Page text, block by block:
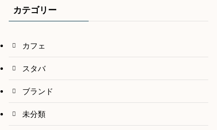
カテゴリー
カフェ
スタバ
ブランド
未分類